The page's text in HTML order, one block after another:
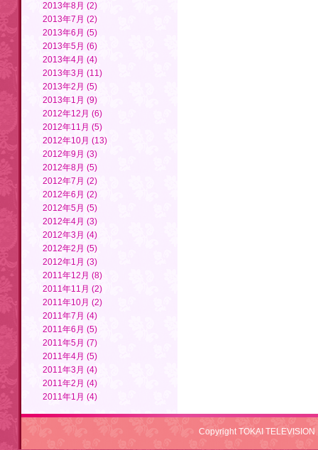
2013年8月 (2)
2013年7月 (2)
2013年6月 (5)
2013年5月 (6)
2013年4月 (4)
2013年3月 (11)
2013年2月 (5)
2013年1月 (9)
2012年12月 (6)
2012年11月 (5)
2012年10月 (13)
2012年9月 (3)
2012年8月 (5)
2012年7月 (2)
2012年6月 (2)
2012年5月 (5)
2012年4月 (3)
2012年3月 (4)
2012年2月 (5)
2012年1月 (3)
2011年12月 (8)
2011年11月 (2)
2011年10月 (2)
2011年7月 (4)
2011年6月 (5)
2011年5月 (7)
2011年4月 (5)
2011年3月 (4)
2011年2月 (4)
2011年1月 (4)
Copyright TOKAI